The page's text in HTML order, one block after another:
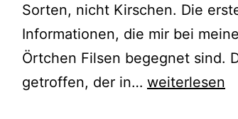
Sorten, nicht Kirschen. Die
Informationen, die mir bei
Örtchen Filsen begegnet sind.
getroffen, der in… Die
weiterlesen